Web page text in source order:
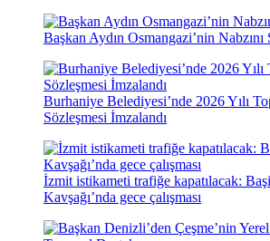
Başkan Aydın Osmangazi’nin Nabzını
Burhaniye Belediyesi’nde 2026 Yılı
Sözleşmesi İmzalandı
İzmit istikameti trafiğe kapatılacak:
Kavşağı’nda gece çalışması